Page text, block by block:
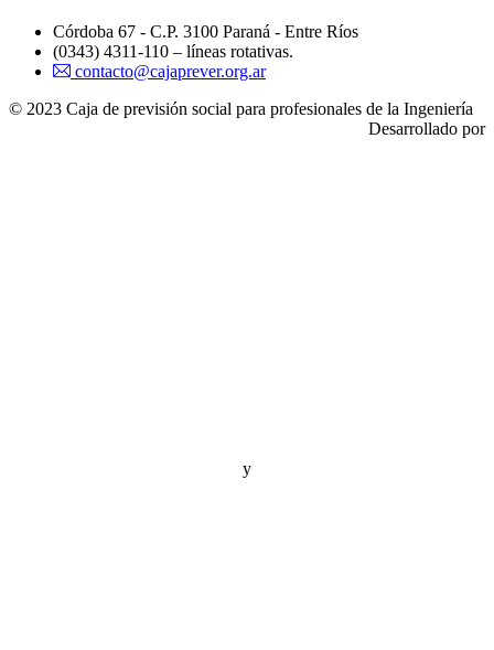
Córdoba 67 - C.P. 3100 Paraná - Entre Ríos
(0343) 4311-110 – líneas rotativas.
contacto@cajaprever.org.ar
© 2023 Caja de previsión social para profesionales de la Ingeniería
Desarrollado por
y